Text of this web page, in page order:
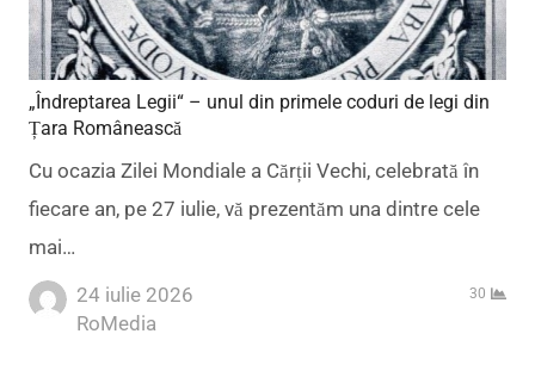
„Îndreptarea Legii“ – unul din primele coduri de legi din
Țara Românească
Cu ocazia Zilei Mondiale a Cărții Vechi, celebrată în
fiecare an, pe 27 iulie, vă prezentăm una dintre cele
mai…
24 iulie 2026
Author
RoMedia
30